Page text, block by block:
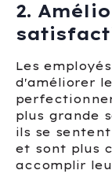
2.
Les
d'améliorer
plus grande
ils se
et sont plus
accomplir